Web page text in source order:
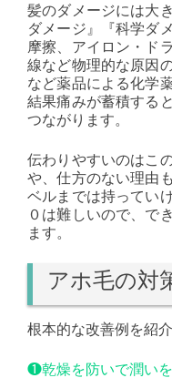
髪のダメージには大
ダメージ』『科学ダ
摩擦、アイロン・ド
線など物理的な原因
など薬品による化学
結果痛みが蓄積する
つながります。
伝わりやすいのはこ
や、仕方のない理由
ベルまでは持ってい
０は難しいので、で
ます。
アホ毛の対
根本的な改善例を紹介
❶乾燥を防いで潤い